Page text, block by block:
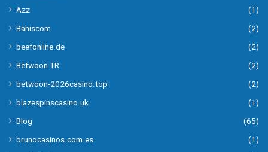
Azz
(1)
Bahiscom
(2)
beefonline.de
(2)
Betwoon TR
(2)
betwoon-2026casino.top
(2)
blazespinscasino.uk
(1)
Blog
(65)
brunocasinos.com.es
(1)